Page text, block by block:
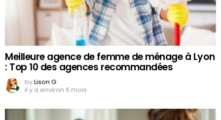
Meilleure agence de femme de ménage à Lyon
: Top 10 des agences recommandées
byLison G
il y a environ 6 mois